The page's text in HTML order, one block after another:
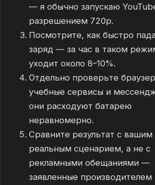
— я обычно запускаю
разрешением 720p.
Посмотрите, как быстро
заряд — за час в таком
уходит около 8–10%.
Отдельно проверьте
учебные сервисы и
они расходуют батарею
неравномерно.
Сравните результат с вашим
реальным сценарием, а не с
рекламными обещаниями —
заявленные